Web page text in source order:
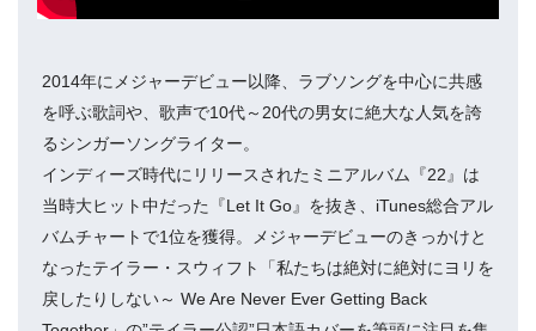
2014年にメジャーデビュー以降、ラブソングを中心に共感
を呼ぶ歌詞や、歌声で10代～20代の男女に絶大な人気を誇
るシンガーソングライター。
インディーズ時代にリリースされたミニアルバム『22』は
当時大ヒット中だった『Let It Go』を抜き、iTunes総合アル
バムチャートで1位を獲得。メジャーデビューのきっかけと
なったテイラー・スウィフト「私たちは絶対に絶対にヨリを
戻したりしない～ We Are Never Ever Getting Back